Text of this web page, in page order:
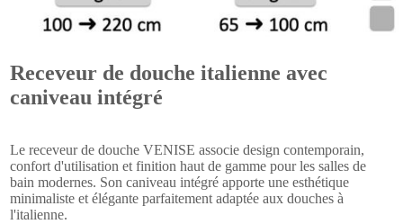
Receveur de douche italienne avec
caniveau intégré
Le receveur de douche VENISE associe design contemporain,
confort d'utilisation et finition haut de gamme pour les salles de
bain modernes. Son caniveau intégré apporte une esthétique
minimaliste et élégante parfaitement adaptée aux douches à
l'italienne.